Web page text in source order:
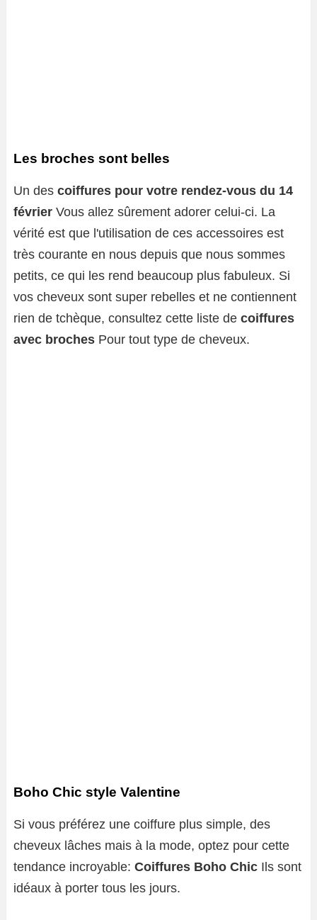
Les broches sont belles
Un des coiffures pour votre rendez-vous du 14
février Vous allez sûrement adorer celui-ci. La
vérité est que l'utilisation de ces accessoires est
très courante en nous depuis que nous sommes
petits, ce qui les rend beaucoup plus fabuleux. Si
vos cheveux sont super rebelles et ne contiennent
rien de tchèque, consultez cette liste de coiffures
avec broches Pour tout type de cheveux.
Boho Chic style Valentine
Si vous préférez une coiffure plus simple, des
cheveux lâches mais à la mode, optez pour cette
tendance incroyable: Coiffures Boho Chic Ils sont
idéaux à porter tous les jours.